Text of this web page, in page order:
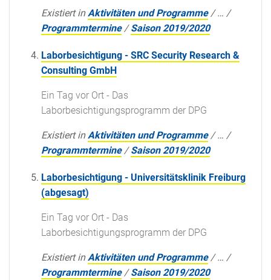
Existiert in Aktivitäten und Programme /… /
Programmtermine /Saison 2019/2020
Laborbesichtigung - SRC Security Research &
Consulting GmbH
Ein Tag vor Ort - Das
Laborbesichtigungsprogramm der DPG
Existiert in Aktivitäten und Programme /… /
Programmtermine /Saison 2019/2020
Laborbesichtigung - Universitätsklinik Freiburg
(abgesagt)
Ein Tag vor Ort - Das
Laborbesichtigungsprogramm der DPG
Existiert in Aktivitäten und Programme /… /
Programmtermine /Saison 2019/2020